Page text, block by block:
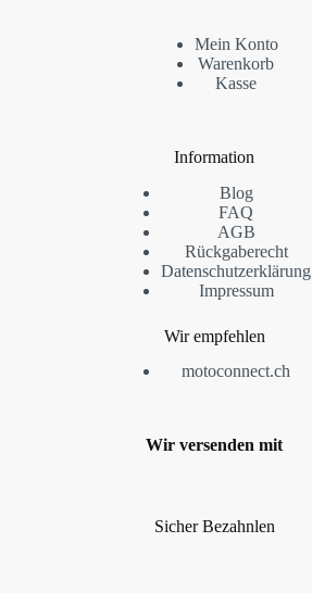
Mein Konto
Warenkorb
Kasse
Information
Blog
FAQ
AGB
Rückgaberecht
Datenschutzerklärung
Impressum
Wir empfehlen
motoconnect.ch
Wir versenden mit
Sicher Bezahnlen